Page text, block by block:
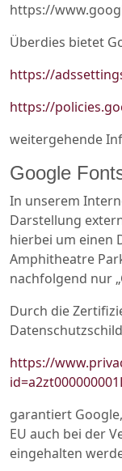
https://
Überdies bietet
https://
https://
weitergehende
Google
In unserem
Darstellung
hierbei um einen
Amphitheatre
nachfolgend nur
Durch die
Datenschutzschild
https://
garantiert
EU auch bei der
eingehalten